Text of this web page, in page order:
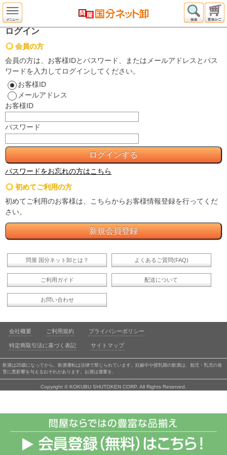
ログイン
会員の方
会員の方は、お客様IDとパスワード、またはメールアドレスとパス
ワードを入力してログインしてください。
お客様ID
メールアドレス
お客様ID
パスワード
パスワードをお忘れの方はこちら
初めてご利用の方
初めてご利用のお客様は、こちらからお客様情報登録を行ってくだ
さい。
問屋 国分ネット卸とは？ よくあるご質問(FAQ)
ご利用ガイド 配送について
お問い合わせ
会社概要 ご利用規約 プライバシーポリシー
特定商取引法に基づく表記 サイトマップ
飲酒は20歳になってから。飲酒運転は法律で禁じられています。妊娠中や授乳期の飲酒は、胎児・乳児の発
育に悪影響を与えるおそれがあります。お酒は適量を。
Copyright © KOKUBU SHUTOKEN CORP. All Rights Reserved.